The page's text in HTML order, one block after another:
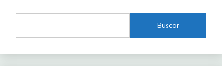
Buscar